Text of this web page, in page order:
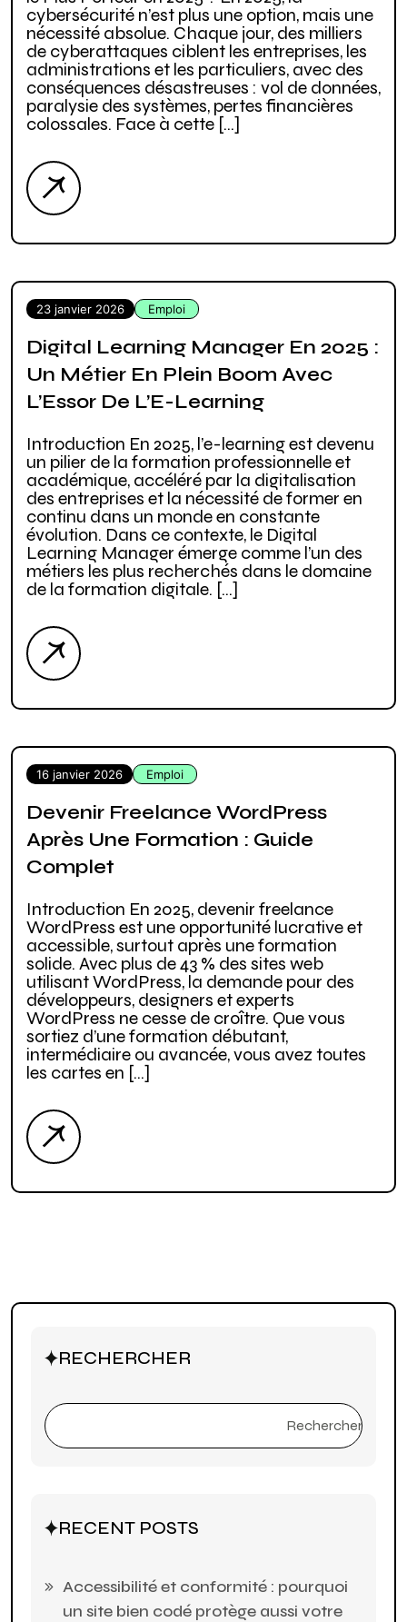
cybersécurité n’est plus une option, mais une
nécessité absolue. Chaque jour, des milliers
de cyberattaques ciblent les entreprises, les
administrations et les particuliers, avec des
conséquences désastreuses : vol de données,
paralysie des systèmes, pertes financières
colossales. Face à cette […]
23 janvier 2026 Emploi
Digital Learning Manager En 2025 :
Un Métier En Plein Boom Avec
L’Essor De L’E-Learning
Introduction En 2025, l’e-learning est devenu
un pilier de la formation professionnelle et
académique, accéléré par la digitalisation
des entreprises et la nécessité de former en
continu dans un monde en constante
évolution. Dans ce contexte, le Digital
Learning Manager émerge comme l’un des
métiers les plus recherchés dans le domaine
de la formation digitale. […]
16 janvier 2026 Emploi
Devenir Freelance WordPress
Après Une Formation : Guide
Complet
Introduction En 2025, devenir freelance
WordPress est une opportunité lucrative et
accessible, surtout après une formation
solide. Avec plus de 43 % des sites web
utilisant WordPress, la demande pour des
développeurs, designers et experts
WordPress ne cesse de croître. Que vous
sortiez d’une formation débutant,
intermédiaire ou avancée, vous avez toutes
les cartes en […]
RECHERCHER
Rechercher
RECENT POSTS
Accessibilité et conformité : pourquoi
un site bien codé protège aussi votre